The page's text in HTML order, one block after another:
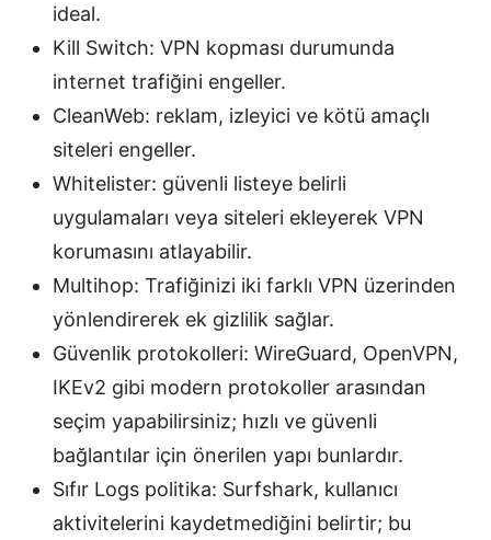
ideal.
Kill Switch: VPN kopması durumunda
internet trafiğini engeller.
CleanWeb: reklam, izleyici ve kötü amaçlı
siteleri engeller.
Whitelister: güvenli listeye belirli
uygulamaları veya siteleri ekleyerek VPN
korumasını atlayabilir.
Multihop: Trafiğinizi iki farklı VPN üzerinden
yönlendirerek ek gizlilik sağlar.
Güvenlik protokolleri: WireGuard, OpenVPN,
IKEv2 gibi modern protokoller arasından
seçim yapabilirsiniz; hızlı ve güvenli
bağlantılar için önerilen yapı bunlardır.
Sıfır Logs politika: Surfshark, kullanıcı
aktivitelerini kaydetmediğini belirtir; bu